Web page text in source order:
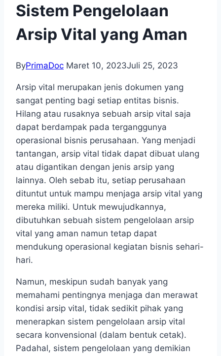
Sistem Pengelolaan
Arsip Vital yang Aman
ByPrimaDoc Maret 10, 2023Juli 25, 2023
Arsip vital merupakan jenis dokumen yang
sangat penting bagi setiap entitas bisnis.
Hilang atau rusaknya sebuah arsip vital saja
dapat berdampak pada terganggunya
operasional bisnis perusahaan. Yang menjadi
tantangan, arsip vital tidak dapat dibuat ulang
atau digantikan dengan jenis arsip yang
lainnya. Oleh sebab itu, setiap perusahaan
dituntut untuk mampu menjaga arsip vital yang
mereka miliki. Untuk mewujudkannya,
dibutuhkan sebuah sistem pengelolaan arsip
vital yang aman namun tetap dapat
mendukung operasional kegiatan bisnis sehari-
hari.
Namun, meskipun sudah banyak yang
memahami pentingnya menjaga dan merawat
kondisi arsip vital, tidak sedikit pihak yang
menerapkan sistem pengelolaan arsip vital
secara konvensional (dalam bentuk cetak).
Padahal, sistem pengelolaan yang demikian